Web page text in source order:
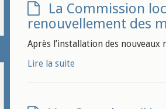
La Commission
renouvellement des
Après l’installation des nouveaux
Lire la suite